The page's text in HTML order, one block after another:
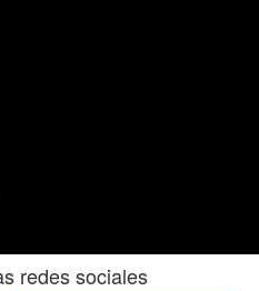
redes sociales